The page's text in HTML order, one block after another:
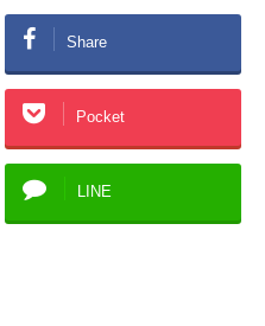
Share
Pocket
LINE